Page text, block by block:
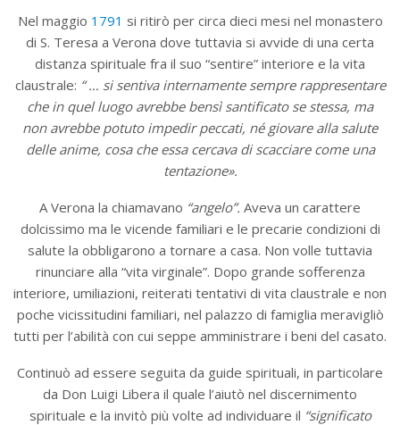
Nel maggio 1791 si ritirò per circa dieci mesi nel monastero
di S. Teresa a Verona dove tuttavia si avvide di una certa
distanza spirituale fra il suo “sentire” interiore e la vita
claustrale: “ … si sentiva internamente sempre rappresentare
che in quel luogo avrebbe bensì santificato se stessa, ma
non avrebbe potuto impedir peccati, né giovare alla salute
delle anime, cosa che essa cercava di scacciare come una
tentazione».
A Verona la chiamavano “angelo”. Aveva un carattere
dolcissimo ma le vicende familiari e le precarie condizioni di
salute la obbligarono a tornare a casa. Non volle tuttavia
rinunciare alla “vita virginale”. Dopo grande sofferenza
interiore, umiliazioni, reiterati tentativi di vita claustrale e non
poche vicissitudini familiari, nel palazzo di famiglia meravigliò
tutti per l’abilità con cui seppe amministrare i beni del casato.
Continuò ad essere seguita da guide spirituali, in particolare
da Don Luigi Libera il quale l’aiutò nel discernimento
spirituale e la invitò più volte ad individuare il “significato